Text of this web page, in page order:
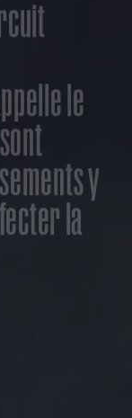
cuit
ppellele
sont
sementsy
ecterla